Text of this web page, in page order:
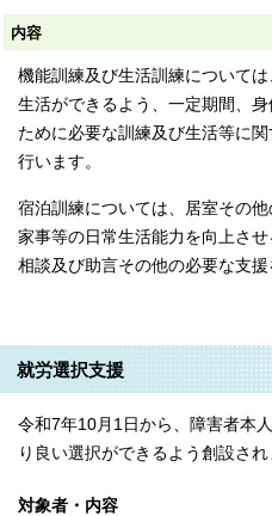
内容
機能訓練及び生活訓練について
生活ができるよう、一定期間、
ために必要な訓練及び生活等に
行います。
宿泊訓練については、居室その他
家事等の日常生活能力を向上さ
相談及び助言その他の必要な支援
就労選択支援
令和7年10月1日から、障害者本
り良い選択ができるよう創設され
対象者・内容